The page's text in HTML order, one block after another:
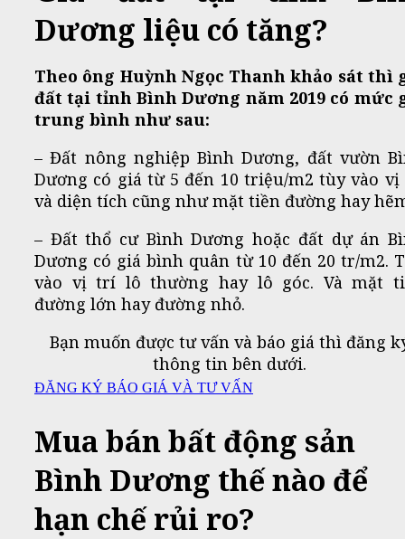
Dương liệu có tăng?
Theo ông Huỳnh Ngọc Thanh khảo sát thì
đất tại tỉnh Bình Dương năm 2019 có mức
trung bình như sau:
– Đất nông nghiệp Bình Dương, đất vườn
Dương có giá từ 5 đến 10 triệu/m2 tùy vào
và diện tích cũng như mặt tiền đường hay
– Đất thổ cư Bình Dương hoặc đất dự án
Dương có giá bình quân từ 10 đến 20 tr/m2.
vào vị trí lô thường hay lô góc. Và mặt
đường lớn hay đường nhỏ.
Bạn muốn được tư vấn và báo giá thì đăng
thông tin bên dưới.
ĐĂNG KÝ BÁO GIÁ VÀ TƯ VẤN
Mua bán bất động sản
Bình Dương thế nào để
hạn chế rủi ro?